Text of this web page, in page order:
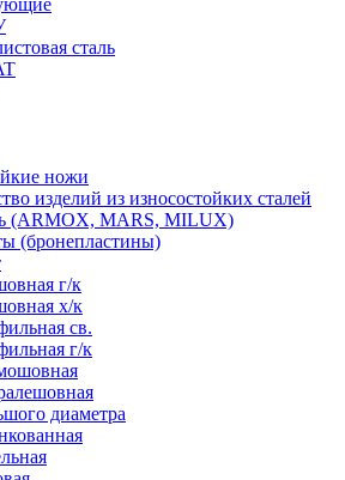
сталь
ножи
изделий из износостойких сталей
(ARMOX, MARS, MILUX)
(бронепластины)
г/к
х/к
св.
г/к
диаметра